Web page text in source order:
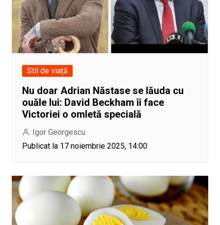
Stil de viață
Nu doar Adrian Năstase se lăuda cu
ouăle lui: David Beckham îi face
Victoriei o omletă specială
Igor Georgescu
Publicat la 17 noiembrie 2025, 14:00